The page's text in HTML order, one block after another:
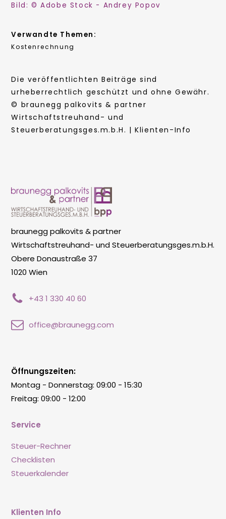
Bild: © Adobe Stock - Andrey Popov
Verwandte Themen:
Kostenrechnung
Die veröffentlichten Beiträge sind
urheberrechtlich geschützt und ohne Gewähr.
© braunegg palkovits & partner
Wirtschaftstreuhand- und
Steuerberatungsges.m.b.H. | Klienten-Info
braunegg palkovits & partner
Wirtschaftstreuhand- und Steuerberatungsges.m.b.H.
Obere Donaustraße 37
1020 Wien
+43 1 330 40 60
office@braunegg.com
Service
Steuer-Rechner
Checklisten
Steuerkalender
Klienten Info
Öffnungszeiten:
Montag - Donnerstag: 09:00 - 15:30
Freitag: 09:00 - 12:00